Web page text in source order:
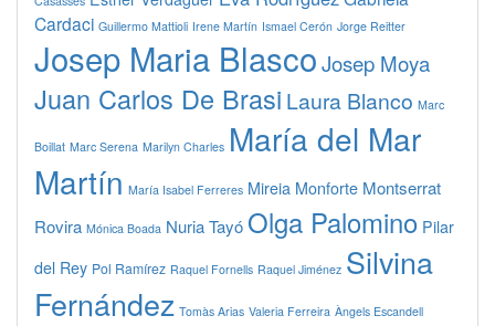
Cardaci Guillermo Mattioli Irene Martín Ismael Cerón Jorge Reitter
Josep Maria BlascoJosep Moya
Juan Carlos De Brasi Laura Blanco Marc
Boillat Marc Serena Marilyn Charles María del Mar
Martín María Isabel Ferreres Mireia Monforte Montserrat
Rovira Mónica Boada Nuria Tayó Olga Palomino Pilar
del Rey Pol Ramírez Raquel Fornells Raquel Jiménez Silvina
Fernández Tomàs Arias Valeria Ferreira Àngels Escandell